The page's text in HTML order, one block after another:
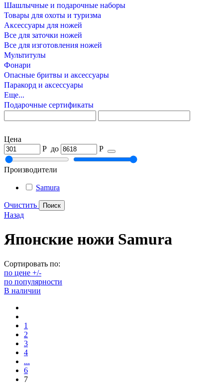
Шашлычные и подарочные наборы
Товары для охоты и туризма
Аксессуары для ножей
Все для заточки ножей
Все для изготовления ножей
Мультитулы
Фонари
Опасные бритвы и аксессуары
Паракорд и аксессуары
Еще...
Подарочные сертификаты
Цена
Р до Р
Производители
Samura
Очистить
Назад
Японские ножи Samura
Сортировать по:
по цене +/-
по популярности
В наличии
1
2
3
4
...
6
7